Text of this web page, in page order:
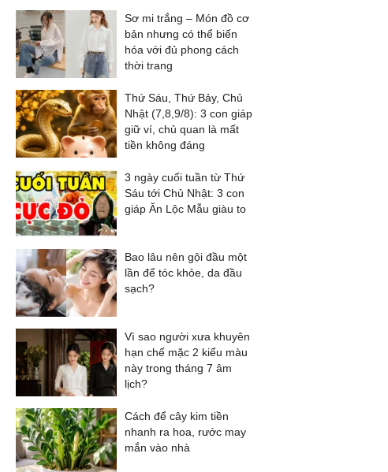
Sơ mi trắng – Món đồ cơ
bản nhưng có thể biến
hóa với đủ phong cách
thời trang
Thứ Sáu, Thứ Bảy, Chủ
Nhật (7,8,9/8): 3 con giáp
giữ ví, chủ quan là mất
tiền không đáng
3 ngày cuối tuần từ Thứ
Sáu tới Chủ Nhật: 3 con
giáp Ăn Lộc Mẫu giàu to
Bao lâu nên gội đầu một
lần để tóc khỏe, da đầu
sạch?
Vì sao người xưa khuyên
hạn chế mặc 2 kiểu màu
này trong tháng 7 âm
lịch?
Cách để cây kim tiền
nhanh ra hoa, rước may
mắn vào nhà